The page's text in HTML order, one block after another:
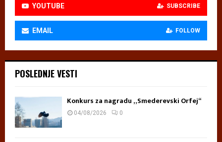
YOUTUBE SUBSCRIBE
EMAIL FOLLOW
POSLEDNJE VESTI
Konkurs za nagradu „Smederevski Orfej“
04/08/2026 0